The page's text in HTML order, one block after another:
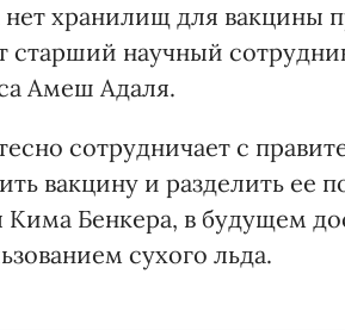
хранилищ для вакцины
старший научный
Амеш Адаля.
сотрудничает с
вакцину и разделить ее
Кима Бенкера, в будущем
сухого льда.